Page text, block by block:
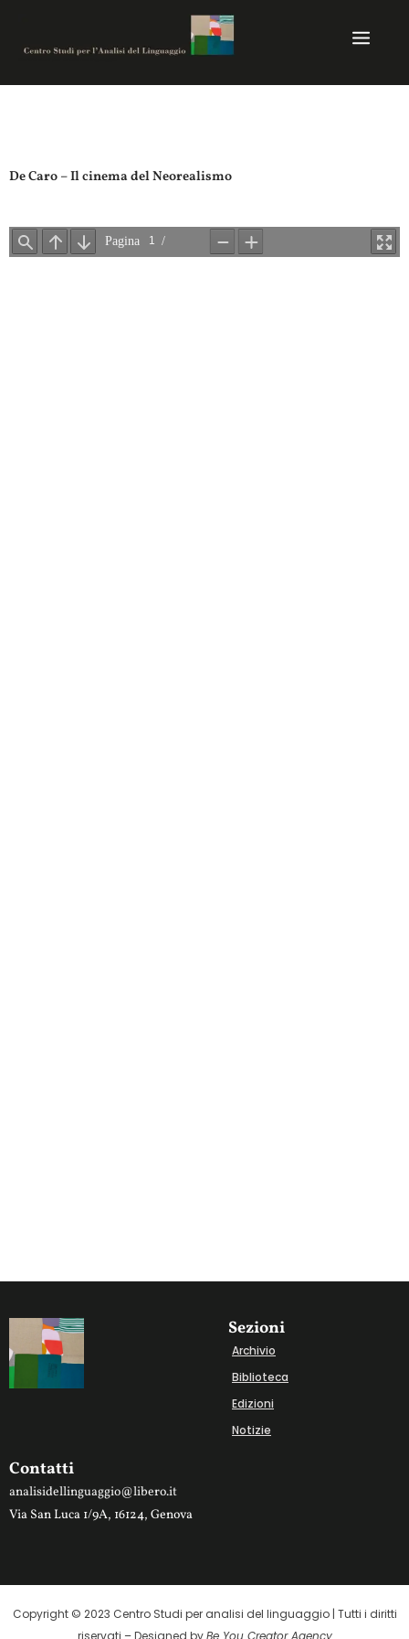
contenuto
De Caro – Il cinema del Neorealismo
Sezioni
Archivio
Biblioteca
Edizioni
Notizie
Contatti
analisidellinguaggio@libero.it
Via San Luca 1/9A, 16124, Genova
Copyright © 2023 Centro Studi per analisi del linguaggio | Tutti i diritti
riservati – Designed byBe You Creator Agency